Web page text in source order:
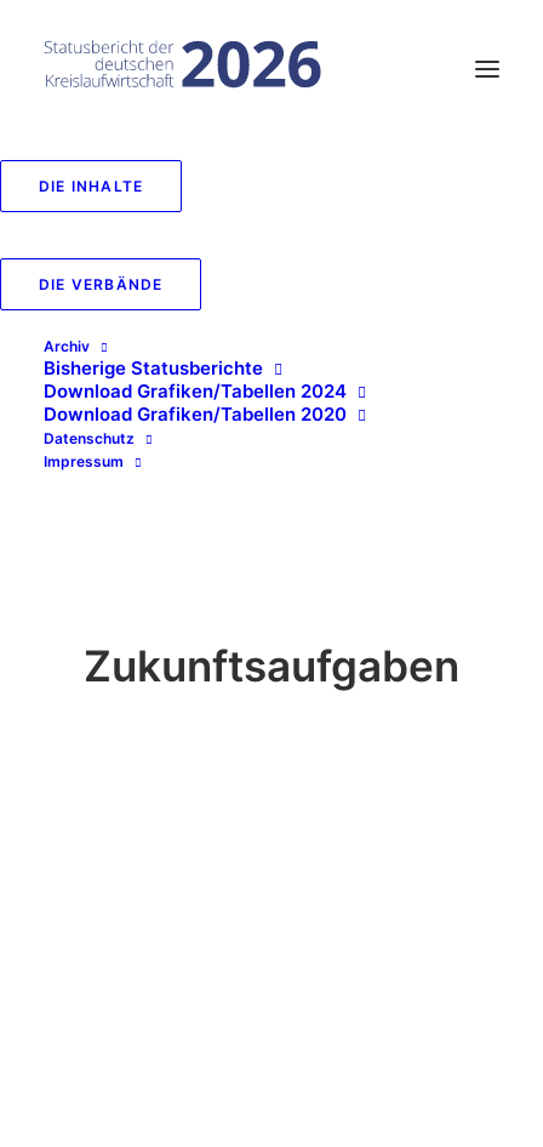
DIE INHALTE
DIE VERBÄNDE
Archiv
Bisherige Statusberichte
Download Grafiken/Tabellen 2024
Download Grafiken/Tabellen 2020
Datenschutz
Impressum
Zukunftsaufgaben